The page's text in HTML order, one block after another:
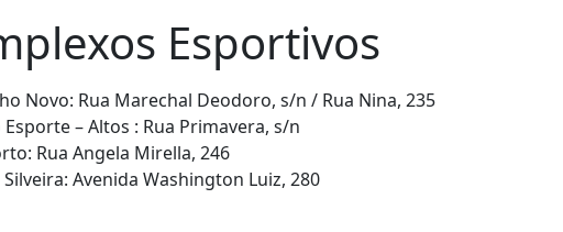
Esportivos
Novo: Rua Marechal Deodoro, s/n / Rua Nina, 235
– Altos : Rua Primavera, s/n
Rua Angela Mirella, 246
Avenida Washington Luiz, 280